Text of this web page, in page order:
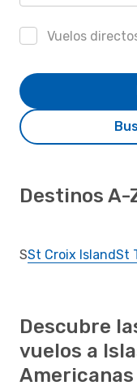
Vuelos
Destinos A-
SSt Croix IslandSt
Descubre
vuelos a
Americanas